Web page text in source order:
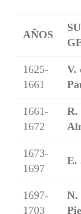
AÑOS
1625-
1661
V.
1661-
1672
R.
1673-
1697
E.
1697-
1703
N.